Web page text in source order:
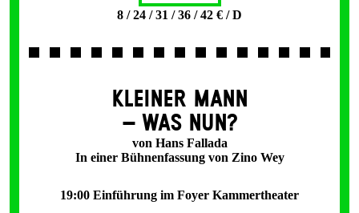
8 / 24 / 31 / 36 / 42 € / D
KLEINER MANN
– WAS NUN?
von Hans Fallada
In einer Bühnenfassung von Zino Wey
19:00 Einführung im Foyer Kammertheater